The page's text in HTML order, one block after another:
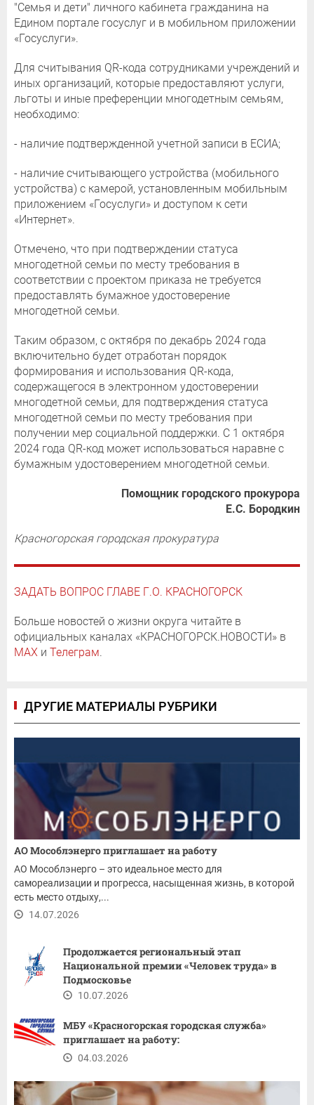
"Семья и дети" личного кабинета гражданина на
Едином портале госуслуг и в мобильном приложении
«Госуслуги».
Для считывания QR-кода сотрудниками учреждений и
иных организаций, которые предоставляют услуги,
льготы и иные преференции многодетным семьям,
необходимо:
- наличие подтвержденной учетной записи в ЕСИА;
- наличие считывающего устройства (мобильного
устройства) с камерой, установленным мобильным
приложением «Госуслуги» и доступом к сети
«Интернет».
Отмечено, что при подтверждении статуса
многодетной семьи по месту требования в
соответствии с проектом приказа не требуется
предоставлять бумажное удостоверение
многодетной семьи.
Таким образом, с октября по декабрь 2024 года
включительно будет отработан порядок
формирования и использования QR-кода,
содержащегося в электронном удостоверении
многодетной семьи, для подтверждения статуса
многодетной семьи по месту требования при
получении мер социальной поддержки. С 1 октября
2024 года QR-код может использоваться наравне с
бумажным удостоверением многодетной семьи.
Помощник городского прокурора
Е.С. Бородкин
Красногорская городская прокуратура
ЗАДАТЬ ВОПРОС ГЛАВЕ Г.О. КРАСНОГОРСК
Больше новостей о жизни округа читайте в
официальных каналах «КРАСНОГОРСК.НОВОСТИ» в
MAX и Телеграм.
ДРУГИЕ МАТЕРИАЛЫ РУБРИКИ
АО Мособлэнерго приглашает на работу
АО Мособлэнерго – это идеальное место для
самореализации и прогресса, насыщенная жизнь, в которой
есть место отдыху,...
14.07.2026
Продолжается региональный этап
Национальной премии «Человек труда» в
Подмосковье
10.07.2026
МБУ «Красногорская городская служба»
приглашает на работу:
04.03.2026